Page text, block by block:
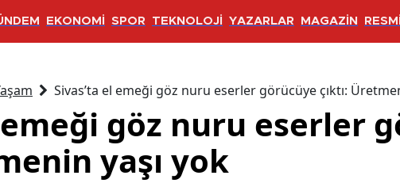
EKONOMİ SPOR TEKNOLOJİ YAZARLAR MAGAZİN
Sivas’ta el emeği göz nuru eserler görücüye çıktı:
emeği göz nuru eserler
yaşı yok